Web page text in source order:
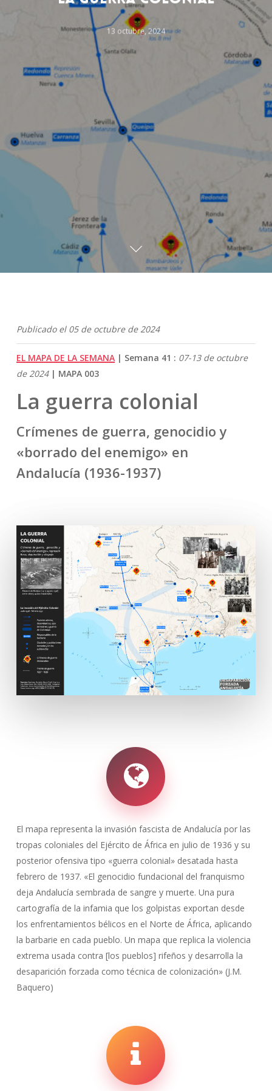
13 octubre, 2024
Publicado el 05 de octubre de 2024
EL MAPA DE LA SEMANA| Semana 41 : 07-13 de octubre
de 2024 | MAPA 003
La guerra colonial
Crímenes de guerra, genocidio y
«borrado del enemigo» en
Andalucía (1936-1937)
El mapa representa la invasión fascista de Andalucía por las
tropas coloniales del Ejército de África en julio de 1936 y su
posterior ofensiva tipo «guerra colonial» desatada hasta
febrero de 1937. «El genocidio fundacional del franquismo
deja Andalucía sembrada de sangre y muerte. Una pura
cartografía de la infamia que los golpistas exportan desde
los enfrentamientos bélicos en el Norte de África, aplicando
la barbarie en cada pueblo. Un mapa que replica la violencia
extrema usada contra [los pueblos] rifeños y desarrolla la
desaparición forzada como técnica de colonización» (J.M.
Baquero)